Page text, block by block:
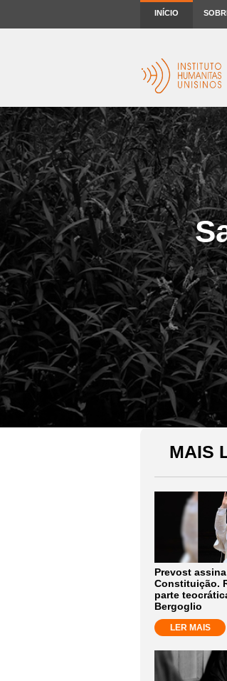
INÍCIO
MAIS
Prevost
Constituição.
parte
Bergoglio
LER MAIS